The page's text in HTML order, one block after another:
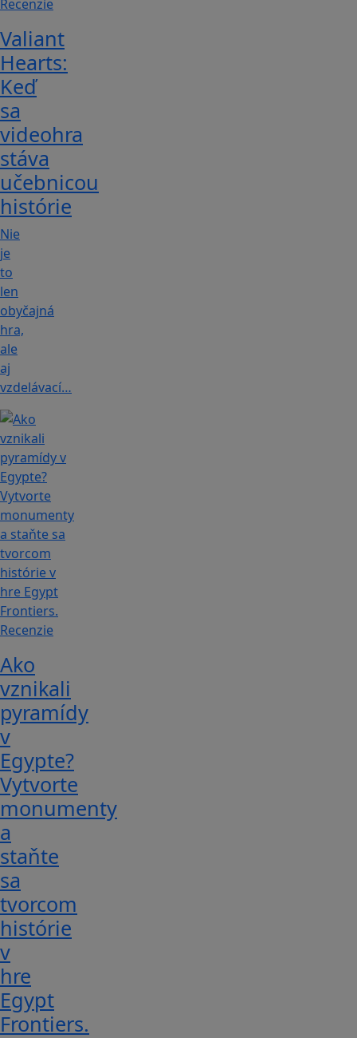
Recenzie
Valiant
Hearts:
Keď
sa
videohra
stáva
učebnicou
histórie
Nie
je
to
len
obyčajná
hra,
ale
aj
vzdelávací…
Recenzie
Ako
vznikali
pyramídy
v
Egypte?
Vytvorte
monumenty
a
staňte
sa
tvorcom
histórie
v
hre
Egypt
Frontiers.